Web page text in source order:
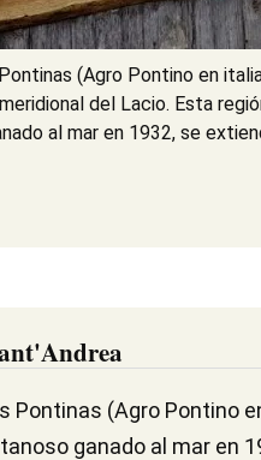
(Agro Pontino en
del Lacio. Esta
al mar en 1932, se
Pontinas (Agro Pontino
ganado al mar en